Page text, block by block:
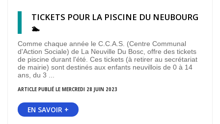
TICKETS POUR LA PISCINE DU NEUBOURG
🏊
Comme chaque année le C.C.A.S. (Centre Communal
d'Action Sociale) de La Neuville Du Bosc, offre des tickets
de piscine durant l'été. Ces tickets (à retirer au secrétariat
de mairie) sont destinés aux enfants neuvillois de 0 à 14
ans, du 3 ...
ARTICLE PUBLIÉ LE MERCREDI 28 JUIN 2023
EN SAVOIR +